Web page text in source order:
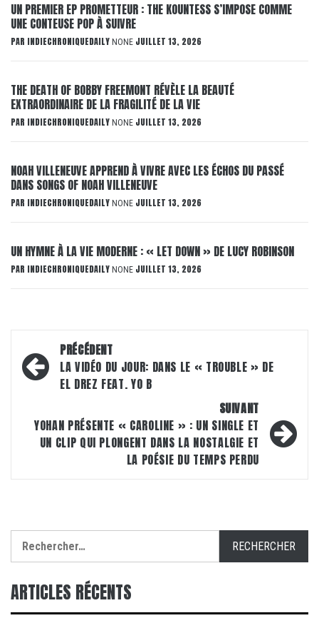
UN PREMIER EP PROMETTEUR : THE KOUNTESS S’IMPOSE COMME
UNE CONTEUSE POP À SUIVRE
PAR INDIECHRONIQUEDAILY NONE JUILLET 13, 2026
THE DEATH OF BOBBY FREEMONT RÉVÈLE LA BEAUTÉ
EXTRAORDINAIRE DE LA FRAGILITÉ DE LA VIE
PAR INDIECHRONIQUEDAILY NONE JUILLET 13, 2026
NOAH VILLENEUVE APPREND À VIVRE AVEC LES ÉCHOS DU PASSÉ
DANS SONGS OF NOAH VILLENEUVE
PAR INDIECHRONIQUEDAILY NONE JUILLET 13, 2026
UN HYMNE À LA VIE MODERNE : « LET DOWN » DE LUCY ROBINSON
PAR INDIECHRONIQUEDAILY NONE JUILLET 13, 2026
Navigation
d’article
PRÉCÉDENT
LA VIDÉO DU JOUR: DANS LE « TROUBLE » DE
EL DREZ FEAT. YO B
SUIVANT
YOHAN PRÉSENTE « CAROLINE » : UN SINGLE ET
UN CLIP QUI PLONGENT DANS LA NOSTALGIE ET
LA POÉSIE DU TEMPS PERDU
ARTICLES RÉCENTS